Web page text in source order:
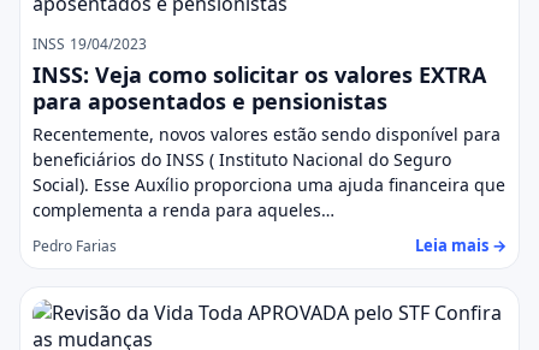
INSS 19/04/2023
INSS: Veja como solicitar os valores EXTRA
para aposentados e pensionistas
Recentemente, novos valores estão sendo disponível para
beneficiários do INSS ( Instituto Nacional do Seguro
Social). Esse Auxílio proporciona uma ajuda financeira que
complementa a renda para aqueles…
Pedro Farias Leia mais →